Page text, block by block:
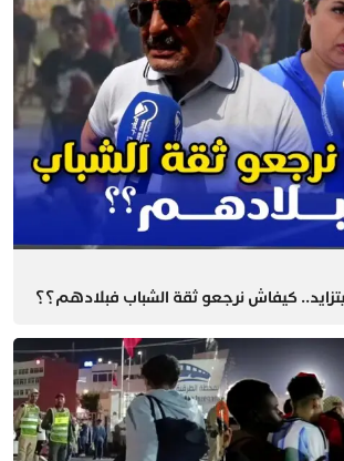
كيفاش نرجعو ثقة الشباب فبلادهم؟؟